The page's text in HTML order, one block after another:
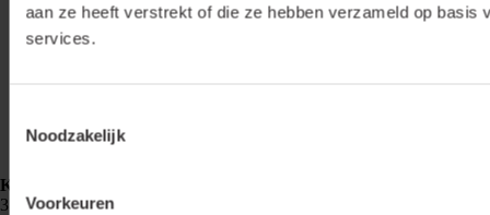
aan ze heeft verstrekt of die ze hebben verzameld op basis
services.
Noodzakelijk
Voorkeuren
Klemko Techniek B.V.
3763 LB Soest